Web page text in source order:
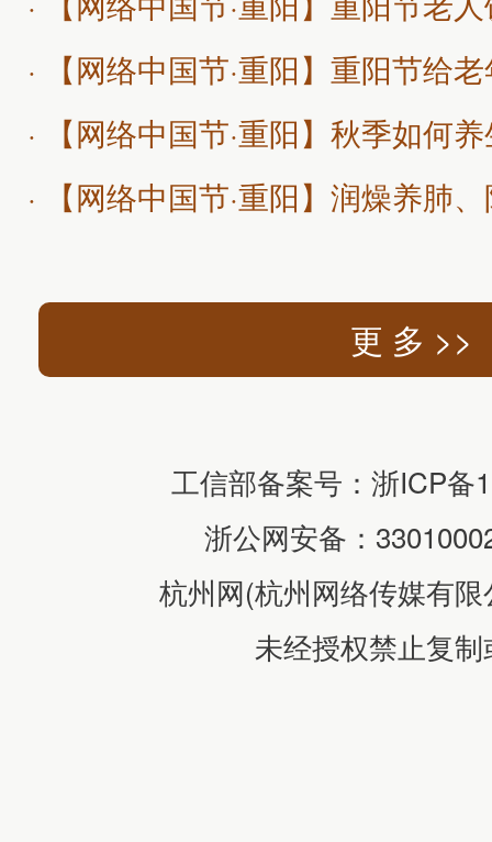
更 多 >>
工信部备案号：浙ICP备
浙公网安备：
杭州网(杭州网络传媒有
未经授权禁止复